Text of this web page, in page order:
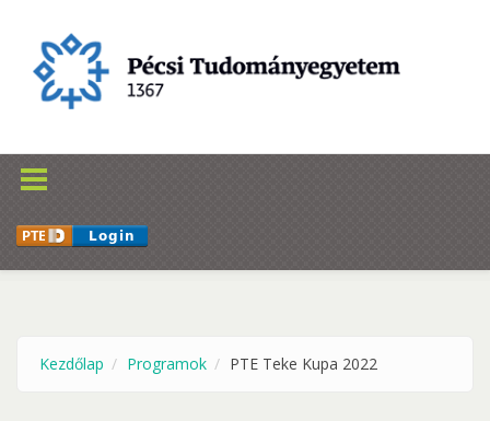
Kezdőlap Programok PTE Teke Kupa 2022